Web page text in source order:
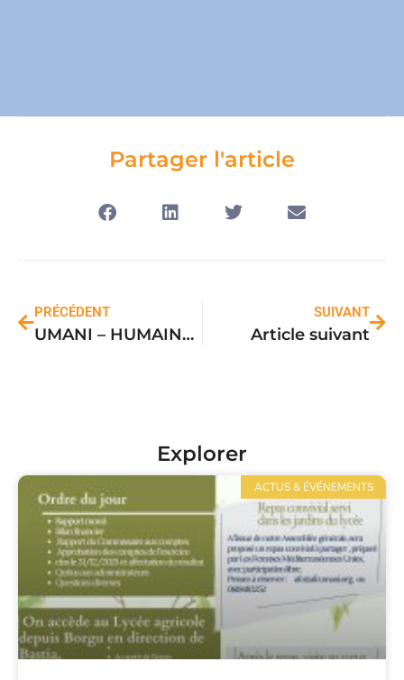
Partager l'article
PRÉCÉDENT
UMANI – HUMAINS : Citoyens, Adhérents, Financeurs, Donateurs et Partenaires:
SUIVANT
Article suivant
Explorer
ACTUS & ÉVÉNEMENTS